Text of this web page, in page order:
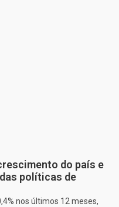
do país e
políticas de
nos últimos 12 meses,